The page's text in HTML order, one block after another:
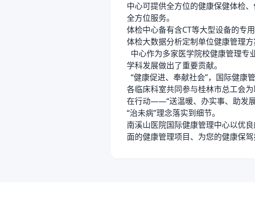
中心可提供全方位的健康保健体检
全方位服务。
体检中心备有含CT等大型设备的专
体检大数据分析定制单位健康管理方
中心作为多家医学院校健康管理专
学科发展做出了重要贡献。
“健康促进、奉献社会”，国际健康
各临床科室共同参与桂林市总工会
在行动——“送温暖、办实事、助发
“治未病”理念落实到细节。
南溪山医院国际健康管理中心以优
面的健康管理项目、为您的健康保驾